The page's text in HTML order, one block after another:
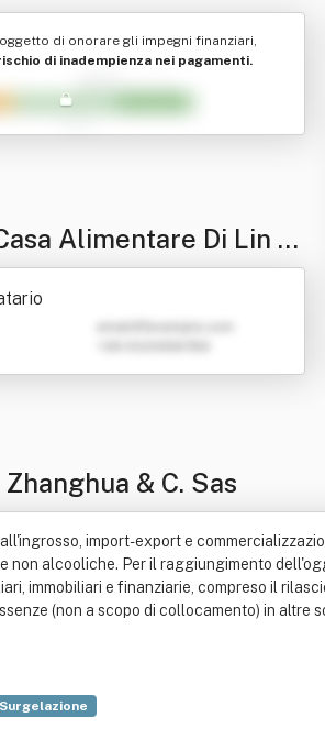
di onorare gli impegni finanziari,
di inadempienza nei pagamenti.
Alimentare Di Lin Z
& C. Sas
import-export e
alcooliche. Per il raggiungimento
immobiliari e finanziarie, compreso il
(non a scopo di collocamento) in altre
Surgelazione